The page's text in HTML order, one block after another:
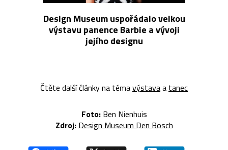
Design Museum uspořádalo velkou
výstavu panence Barbie a vývoji
jejího designu
Čtěte další články na témavýstavaa tanec
Foto:Ben Nienhuis
Zdroj: Design Museum Den Bosch